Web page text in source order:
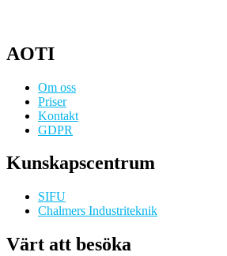
AOTI
Om oss
Priser
Kontakt
GDPR
Kunskapscentrum
SIFU
Chalmers Industriteknik
Värt att besöka